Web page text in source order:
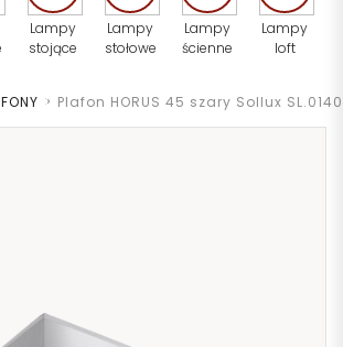
Lampy
stojące
Lampy
stołowe
Lampy
ścienne
Lampy
loft
> Plafon HORUS 45 szary Sollux SL.0140